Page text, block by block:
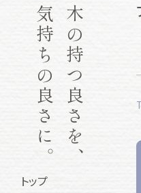
木の持つ良さを、
気持ちの良さに。
トップ